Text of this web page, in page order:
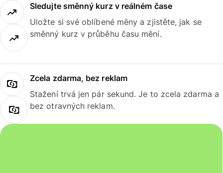
Sledujte směnný kurz v reálném čase
Uložte si své oblíbené měny a zjistěte, jak se
směnný kurz v průběhu času mění.
Zcela zdarma, bez reklam
Stažení trvá jen pár sekund. Je to zcela zdarma a
bez otravných reklam.